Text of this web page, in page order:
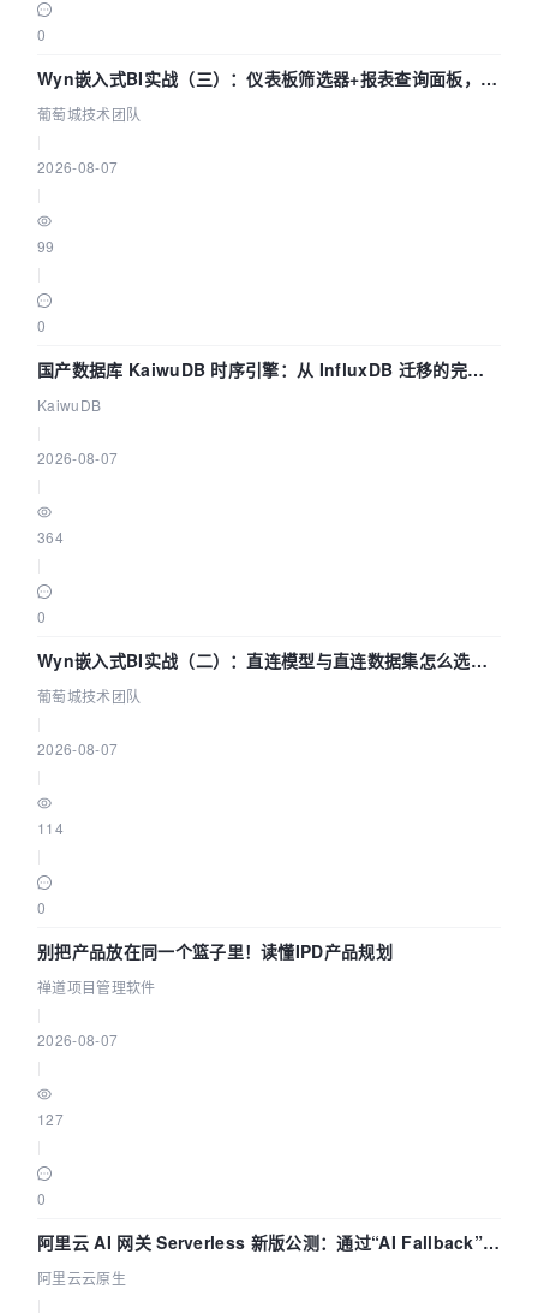
0
Wyn嵌入式BI实战（三）：仪表板筛选器+报表查询面板，参
数联动全闭环
葡萄城技术团队
2026-08-07
99
0
国产数据库 KaiwuDB 时序引擎：从 InfluxDB 迁移的完整
技术路径
KaiwuDB
2026-08-07
364
0
Wyn嵌入式BI实战（二）：直连模型与直连数据集怎么选，
参数为什么不生效？| 葡萄城技术团队
葡萄城技术团队
2026-08-07
114
0
别把产品放在同一个篮子里！读懂IPD产品规划
禅道项目管理软件
2026-08-07
127
0
阿里云 AI 网关 Serverless 新版公测：通过“AI Fallback”与
拓扑可视化构建 AI 流量治理底座
阿里云云原生